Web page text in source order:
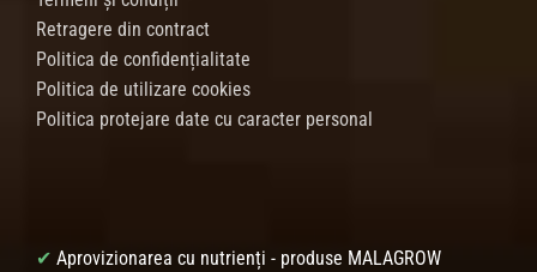
Retragere din contract
Politica de confidențialitate
Politica de utilizare cookies
Politica protejare date cu caracter personal
✔ Aprovizionarea cu nutrienți - produse MALAGROW